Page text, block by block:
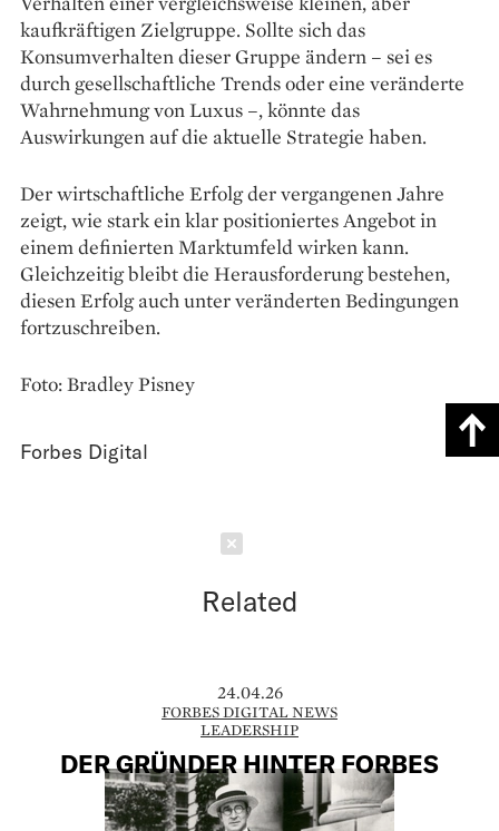
kaufkräftigen Zielgruppe. Sollte sich das
Konsumverhalten dieser Gruppe ändern – sei es
durch gesellschaftliche Trends oder eine veränderte
Wahrnehmung von Luxus –, könnte das
Auswirkungen auf die aktuelle Strategie haben.
Der wirtschaftliche Erfolg der vergangenen Jahre
zeigt, wie stark ein klar positioniertes Angebot in
einem definierten Marktumfeld wirken kann.
Gleichzeitig bleibt die Herausforderung bestehen,
diesen Erfolg auch unter veränderten Bedingungen
fortzuschreiben.
Foto: Bradley Pisney
Forbes Digital
Related
24.04.26
FORBES DIGITAL NEWS
LEADERSHIP
DER GRÜNDER HINTER FORBES